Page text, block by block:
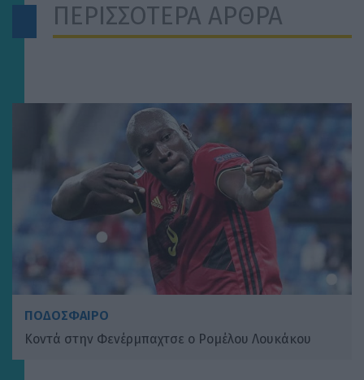
ΠΕΡΙΣΣΟΤΕΡΑ ΑΡΘΡΑ
ΠΟΔΟΣΦΑΙΡΟ
Κοντά στην Φενέρμπαχτσε ο Ρομέλου Λουκάκου